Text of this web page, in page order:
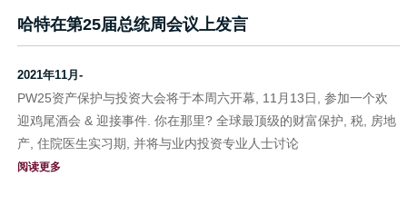
哈特在第25届总统周会议上发言
2021年11月-
PW25资产保护与投资大会将于本周六开幕, 11月13日, 参加一个欢
迎鸡尾酒会 & 迎接事件. 你在那里? 全球最顶级的财富保护, 税, 房地
产, 住院医生实习期, 并将与业内投资专业人士讨论
阅读更多